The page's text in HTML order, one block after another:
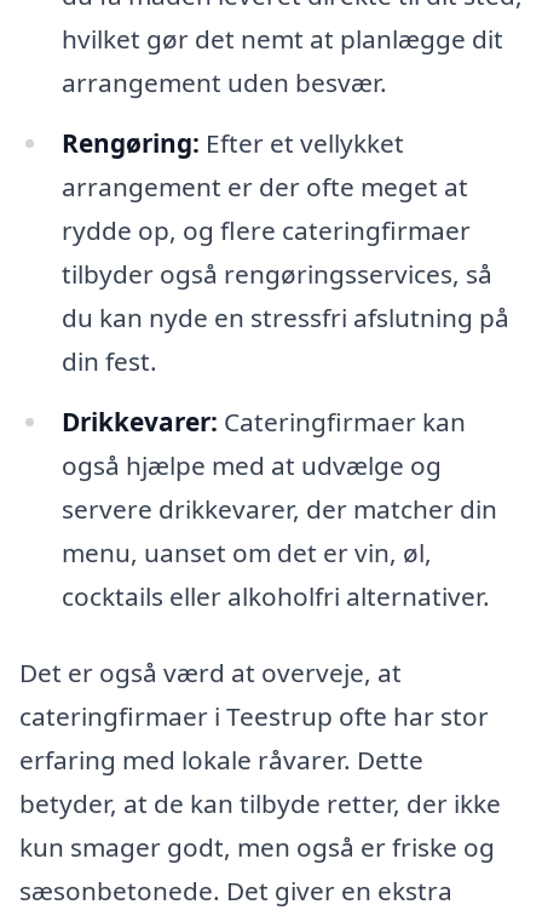
hvilket gør det nemt at planlægge dit
arrangement uden besvær.
Rengøring: Efter et vellykket
arrangement er der ofte meget at
rydde op, og flere cateringfirmaer
tilbyder også rengøringsservices, så
du kan nyde en stressfri afslutning på
din fest.
Drikkevarer: Cateringfirmaer kan
også hjælpe med at udvælge og
servere drikkevarer, der matcher din
menu, uanset om det er vin, øl,
cocktails eller alkoholfri alternativer.
Det er også værd at overveje, at
cateringfirmaer i Teestrup ofte har stor
erfaring med lokale råvarer. Dette
betyder, at de kan tilbyde retter, der ikke
kun smager godt, men også er friske og
sæsonbetonede. Det giver en ekstra